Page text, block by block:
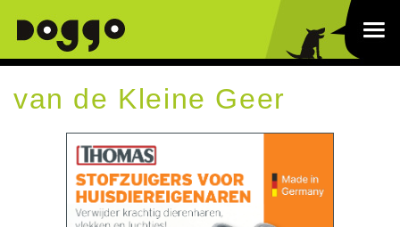
van de Kleine Geer